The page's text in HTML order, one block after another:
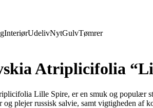
InteriørUdelivNytGulvTømrer
Atriplicifolia
Lille Spire, er en smuk og populær
plejer russisk salvie, samt vigtigheden af